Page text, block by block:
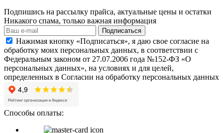
Подпишись на рассылку прайса, актуальные цены и остатки
Никакого спама, только важная информация
Подписаться
Нажимая кнопку «Подписаться», я даю свое согласие на
обработку моих персональных данных, в соответствии с
Федеральным законом от 27.07.2006 года №152-ФЗ «О
персональных данных», на условиях и для целей,
определенных в Согласии на обработку персональных данных
Способы оплаты: